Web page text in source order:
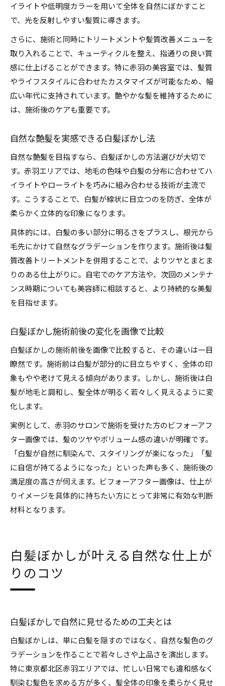
イライトや低明度カラーを用いて全体を自然にぼかすこと
で、光を反射しやすい髪質に導きます。
さらに、施術と同時にトリートメントや髪質改善メニューを
取り入れることで、キューティクルを整え、指通りの良い質
感に仕上げることができます。特に赤羽の美容室では、髪質
やライフスタイルに合わせたカスタマイズが可能なため、幅
広い年代に支持されています。艶やかな髪を維持するために
は、施術後のケアも重要です。
自然な艶髪を実感できる白髪ぼかし法
自然な艶髪を目指すなら、白髪ぼかしの方法選びが大切で
す。赤羽エリアでは、地毛の色味や白髪の分布に合わせてハ
イライトやローライトを巧みに組み合わせる技術が主流で
す。こうすることで、白髪が線状に目立つのを防ぎ、全体が
柔らかく立体的な印象になります。
具体的には、白髪の多い部分に明るさをプラスし、根元から
毛先にかけて自然なグラデーションを作ります。施術後は髪
質改善トリートメントを併用することで、よりツヤとまとま
りのある仕上がりに。自宅でのケア方法や、次回のメンテナ
ンス時期についても美容師に相談すると、より持続的な美髪
を目指せます。
白髪ぼかし施術前後の変化を画像で比較
白髪ぼかしの施術前後を画像で比較すると、その違いは一目
瞭然です。施術前は白髪が部分的に目立ちやすく、全体の印
象もやや老けて見える傾向があります。しかし、施術後は白
髪が地毛と調和し、髪全体が明るく若々しく見えるように変
化します。
実例として、赤羽のサロンで施術を受けた方のビフォーアフ
ター画像では、髪のツヤやボリューム感の違いが明確です。
「白髪が自然に馴染んで、スタイリングが楽になった」「髪
に自信が持てるようになった」といった声も多く、施術後の
満足度の高さが伺えます。ビフォーアフター画像は、仕上が
りイメージを具体的に持ちたい方にとって非常に有効な判断
材料となります。
白髪ぼかしが叶える自然な仕上が
りのコツ
白髪ぼかしで自然に見せるための工夫とは
白髪ぼかしは、単に白髪を隠すのではなく、自然な髪色のグ
ラデーションを作ることで若々しさや上品さを演出します。
特に東京都北区赤羽エリアでは、忙しい日常でも違和感なく
馴染む髪色を求める方が多く、髪全体の印象を柔らかく見せ